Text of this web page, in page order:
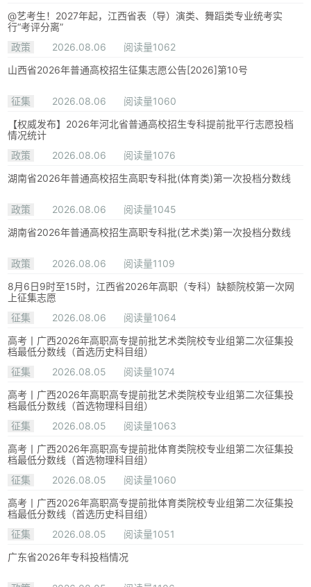
@艺考生！2027年起，江西省表（导）演类、舞蹈类专业统考实
行“考评分离”
政策
2026.08.06
阅读量1062
山西省2026年普通高校招生征集志愿公告[2026]第10号
征集 2026.08.06
阅读量1060
【权威发布】2026年河北省普通高校招生专科提前批平行志愿投档
情况统计
政策
2026.08.06
阅读量1076
湖南省2026年普通高校招生高职专科批(体育类)第一次投档分数线
政策 2026.08.06
阅读量1045
湖南省2026年普通高校招生高职专科批(艺术类)第一次投档分数线
政策 2026.08.06
阅读量1109
8月6日9时至15时，江西省2026年高职（专科）缺额院校第一次网
上征集志愿
征集
2026.08.06
阅读量1064
高考丨广西2026年高职高专提前批艺术类院校专业组第二次征集投
档最低分数线（首选历史科目组）
征集
2026.08.05
阅读量1074
高考丨广西2026年高职高专提前批艺术类院校专业组第二次征集投
档最低分数线（首选物理科目组）
征集
2026.08.05
阅读量1063
高考丨广西2026年高职高专提前批体育类院校专业组第二次征集投
档最低分数线（首选物理科目组）
征集
2026.08.05
阅读量1060
高考丨广西2026年高职高专提前批体育类院校专业组第二次征集投
档最低分数线（首选历史科目组）
征集
2026.08.05
阅读量1051
广东省2026年专科投档情况